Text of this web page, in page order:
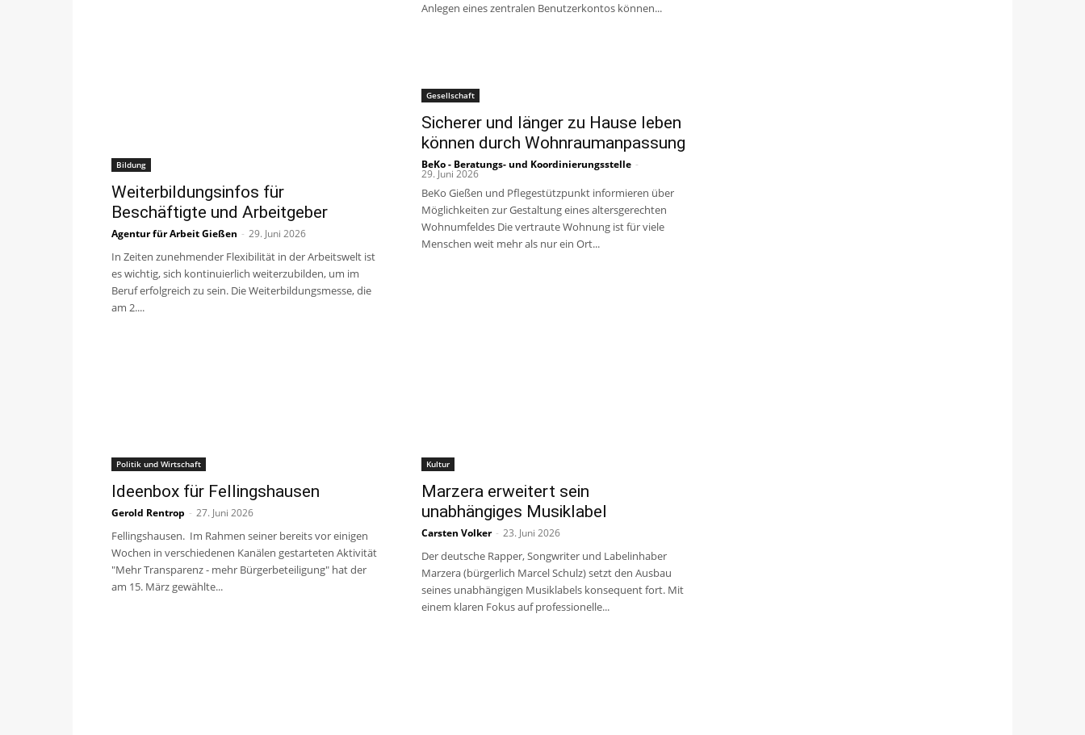
Anlegen eines zentralen Benutzerkontos können...
Bildung
Weiterbildungsinfos für
Beschäftigte und Arbeitgeber
Agentur für Arbeit Gießen - 29. Juni 2026
In Zeiten zunehmender Flexibilität in der Arbeitswelt ist
es wichtig, sich kontinuierlich weiterzubilden, um im
Beruf erfolgreich zu sein. Die Weiterbildungsmesse, die
am 2....
Gesellschaft
Sicherer und länger zu Hause leben
können durch Wohnraumanpassung
BeKo - Beratungs- und Koordinierungsstelle -
29. Juni 2026
BeKo Gießen und Pflegestützpunkt informieren über
Möglichkeiten zur Gestaltung eines altersgerechten
Wohnumfeldes Die vertraute Wohnung ist für viele
Menschen weit mehr als nur ein Ort...
Politik und Wirtschaft
Ideenbox für Fellingshausen
Gerold Rentrop - 27. Juni 2026
Fellingshausen. Im Rahmen seiner bereits vor einigen
Wochen in verschiedenen Kanälen gestarteten Aktivität
"Mehr Transparenz - mehr Bürgerbeteiligung" hat der
am 15. März gewählte...
Kultur
Marzera erweitert sein
unabhängiges Musiklabel
Carsten Volker - 23. Juni 2026
Der deutsche Rapper, Songwriter und Labelinhaber
Marzera (bürgerlich Marcel Schulz) setzt den Ausbau
seines unabhängigen Musiklabels konsequent fort. Mit
einem klaren Fokus auf professionelle...